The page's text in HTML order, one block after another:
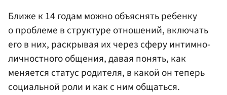
Ближе к 14 годам можно объяснять ребенку
о проблеме в структуре отношений, включать
его в них, раскрывая их через сферу интимно-
личностного общения, давая понять, как
меняется статус родителя, в какой он теперь
социальной роли и как с ним общаться.